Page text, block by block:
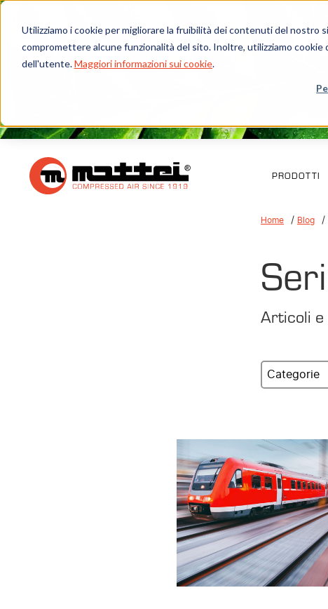
Utilizziamo i cookie per migliorare la fruibilità dei contenuti del nostro
compromettere alcune funzionalità del sito. Inoltre, utilizziamo
dell'utente.Maggiori informazioni sui cookie.
PRODOTTI
Home Blog
Articoli e
Categorie